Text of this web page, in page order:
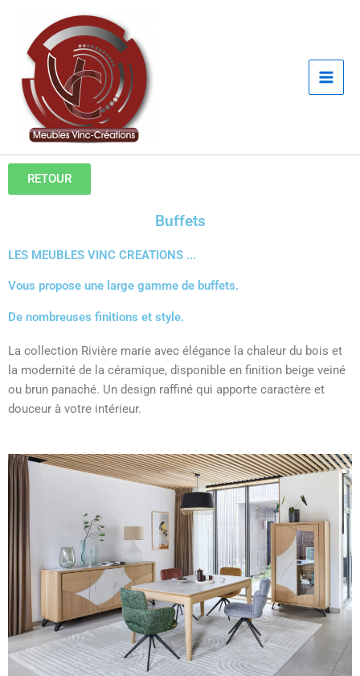
contenu
RETOUR
Buffets
LES MEUBLES VINC CREATIONS ...
Vous propose une large gamme de buffets.
De nombreuses finitions et style.
La collection Rivière marie avec élégance la chaleur du bois et
la modernité de la céramique, disponible en finition beige veiné
ou brun panaché. Un design raffiné qui apporte caractère et
douceur à votre intérieur.